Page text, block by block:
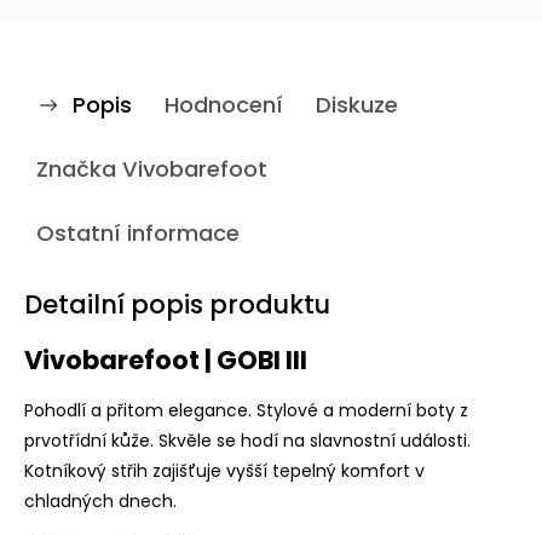
Popis Hodnocení Diskuze
Značka Vivobarefoot
Ostatní informace
Detailní popis produktu
Vivobarefoot | GOBI III
Pohodlí a přitom elegance. Stylové a moderní boty z
prvotřídní kůže. Skvěle se hodí na slavnostní události.
Kotníkový střih zajišťuje vyšší tepelný komfort v
chladných dnech.